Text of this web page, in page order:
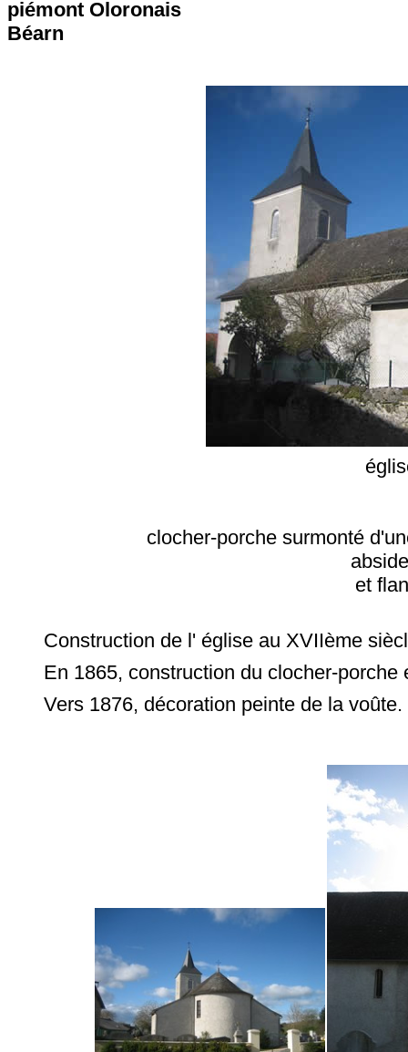
piémont Oloronais
Béarn
clocher-porche surmonté
et
Construction de l' église au XVIIème
En 1865, construction du clocher-porche
Vers 1876, décoration peinte de la voûte.